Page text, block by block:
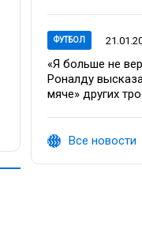
ФУТБОЛ
«Я больше не
Роналду
мяче» других
Все новости